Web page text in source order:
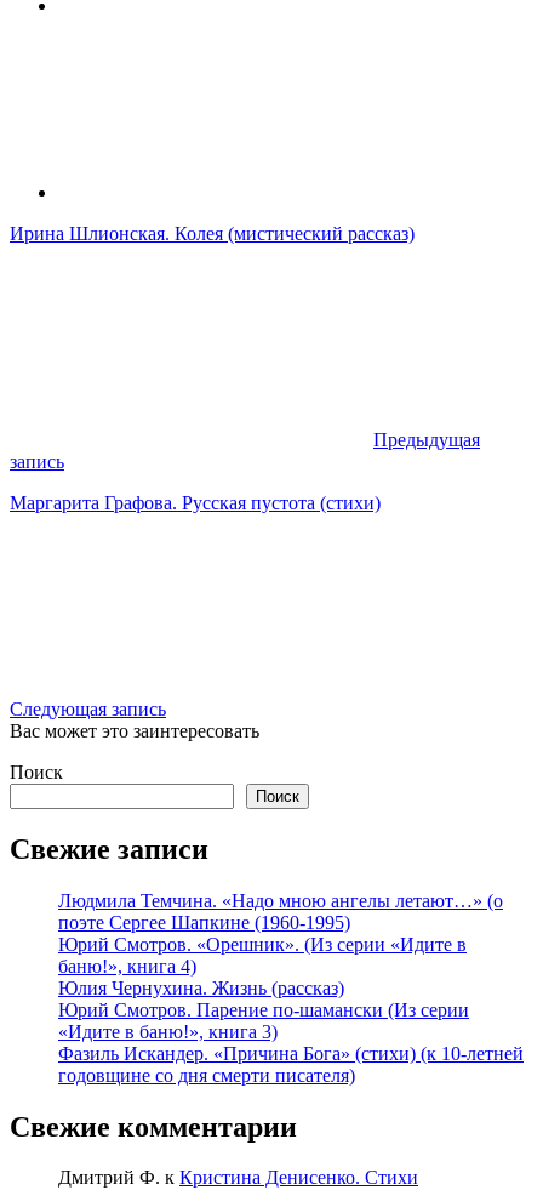
Ирина Шлионская. Колея (мистический рассказ)
Предыдущая
запись
Маргарита Графова. Русская пустота (стихи)
Следующая запись
Вас может это заинтересовать
Поиск
Поиск
Свежие записи
Людмила Темчина. «Надо мною ангелы летают…» (о
поэте Сергее Шапкине (1960-1995)
Юрий Смотров. «Орешник». (Из серии «Идите в
баню!», книга 4)
Юлия Чернухина. Жизнь (рассказ)
Юрий Смотров. Парение по-шамански (Из серии
«Идите в баню!», книга 3)
Фазиль Искандер. «Причина Бога» (стихи) (к 10-летней
годовщине со дня смерти писателя)
Свежие комментарии
Дмитрий Ф. к Кристина Денисенко. Стихи